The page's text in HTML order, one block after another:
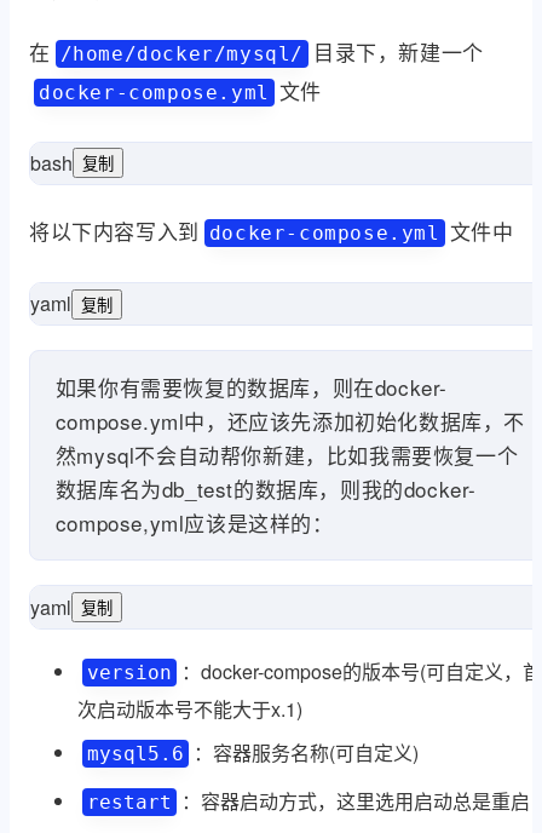
在 /home/docker/mysql/ 目录下，新建一个
docker-compose.yml 文件
bash 复制
将以下内容写入到 docker-compose.yml 文件中
yaml 复制
如果你有需要恢复的数据库，则在docker-
compose.yml中，还应该先添加初始化数据库，不
然mysql不会自动帮你新建，比如我需要恢复一个
数据库名为db_test的数据库，则我的docker-
compose,yml应该是这样的：
yaml 复制
version
：docker-compose的版本号(可自定义，首
次启动版本号不能大于x.1)
mysql5.6 ：容器服务名称(可自定义)
restart ：容器启动方式，这里选用启动总是重启